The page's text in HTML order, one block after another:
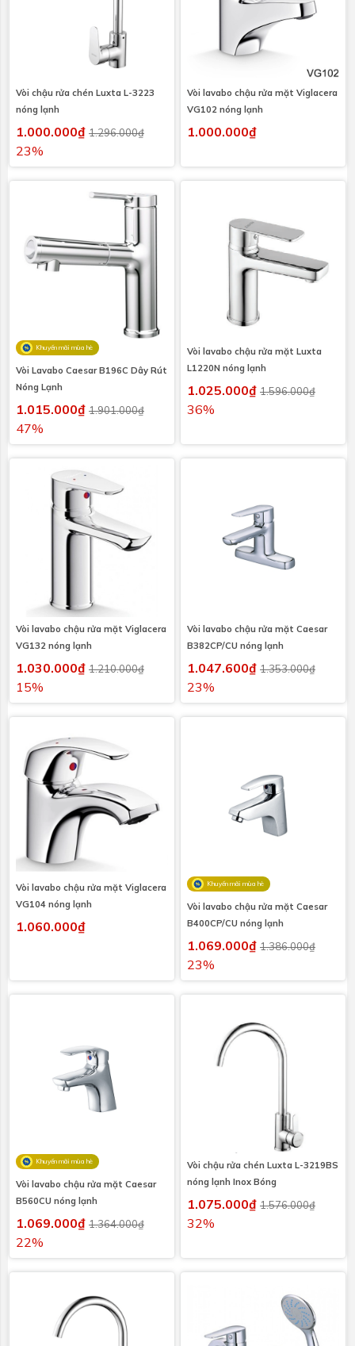
Vòi chậu rửa chén Luxta L-3223
nóng lạnh
1.000.000₫ 1.296.000₫
23%
Vòi lavabo chậu rửa mặt Viglacera
VG102 nóng lạnh
1.000.000₫
Khuyến mãi mùa hè
Vòi Lavabo Caesar B196C Dây Rút
Nóng Lạnh
1.015.000₫ 1.901.000₫
47%
Vòi lavabo chậu rửa mặt Luxta
L1220N nóng lạnh
1.025.000₫ 1.596.000₫
36%
Vòi lavabo chậu rửa mặt Viglacera
VG132 nóng lạnh
1.030.000₫ 1.210.000₫
15%
Vòi lavabo chậu rửa mặt Caesar
B382CP/CU nóng lạnh
1.047.600₫ 1.353.000₫
23%
Vòi lavabo chậu rửa mặt Viglacera
VG104 nóng lạnh
1.060.000₫
Khuyến mãi mùa hè
Vòi lavabo chậu rửa mặt Caesar
B400CP/CU nóng lạnh
1.069.000₫ 1.386.000₫
23%
Khuyến mãi mùa hè
Vòi lavabo chậu rửa mặt Caesar
B560CU nóng lạnh
1.069.000₫ 1.364.000₫
22%
Vòi chậu rửa chén Luxta L-3219BS
nóng lạnh Inox Bóng
1.075.000₫ 1.576.000₫
32%